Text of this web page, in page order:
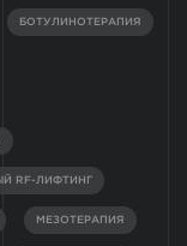
БОТУЛИНОТЕРАПИЯ
RF-ЛИФТИНГ
МЕЗОТЕРАПИЯ